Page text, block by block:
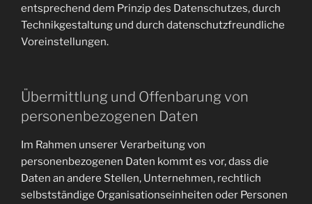
entsprechend dem Prinzip des Datenschutzes, durch
Technikgestaltung und durch datenschutzfreundliche
Voreinstellungen.
Übermittlung und Offenbarung von
personenbezogenen Daten
Im Rahmen unserer Verarbeitung von
personenbezogenen Daten kommt es vor, dass die
Daten an andere Stellen, Unternehmen, rechtlich
selbstständige Organisationseinheiten oder Personen